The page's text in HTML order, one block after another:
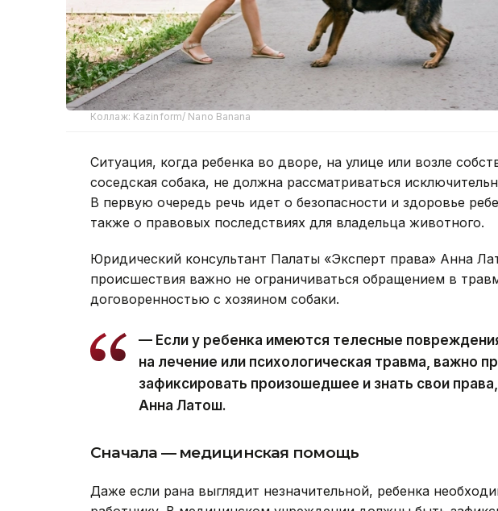
Коллаж: Kazinform/ Nano Banana
Ситуация, когда ребенка во дворе, на улице или возле
соседская собака, не должна рассматриваться
В первую очередь речь идет о безопасности и здоровье
также о правовых последствиях для владельца животного.
Юридический консультант Палаты «Эксперт права» Анна
происшествия важно не ограничиваться обращением в
договоренностью с хозяином собаки.
— Если у ребенка имеются телесные
на лечение или психологическая травма, важно
зафиксировать произошедшее и знать свои
Анна Латош.
Сначала — медицинская помощь
Даже если рана выглядит незначительной, ребенка